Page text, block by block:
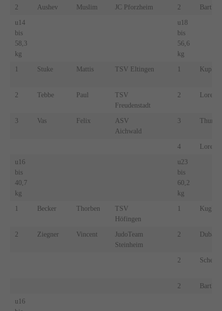
2 Aushev Muslim JC Pforzheim 2 Barth
u14
bis
58,3
kg
u18
bis
56,6
kg
1 Stuke Mattis TSV Eltingen 1 Kupka
2 Tebbe Paul
TSV
Freudenstadt
2 Lorenz
3 Vas Felix
ASV
Aichwald
3 Thurm
4 Lorenz
u16
bis
40,7
kg
u23
bis
60,2
kg
1 Becker Thorben
TSV
Höfingen
1 Kugler
2 Ziegner Vincent
JudoTeam
Steinheim
2
2
2 Barth
u16